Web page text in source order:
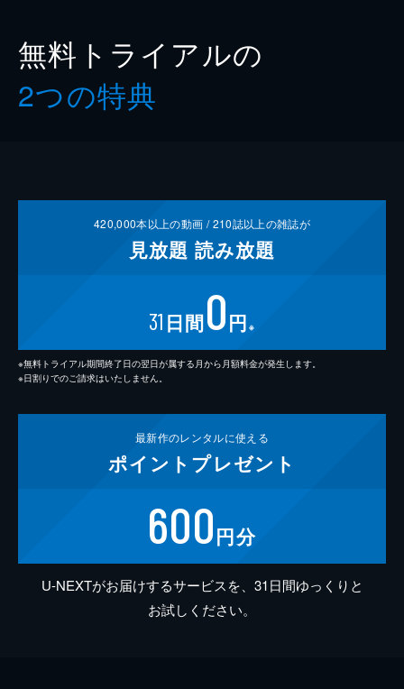
無料トライアルの
2つの特典
420,000本以上の動画 /210誌以上の雑誌が
見放題 読み放題
31 日間0円 ※
※無料トライアル期間終了日の翌日が属する月から月額料金が発生します。
※日割りでのご請求はいたしません。
最新作のレンタルに使える
ポイント プレゼント
600円分
U-NEXTがお届けするサービスを、31日間ゆっくりと
お試しください。